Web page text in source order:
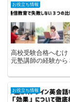
お役立ち情報
高校受験合格へむ
元塾講師の経験から
お役立ち情報